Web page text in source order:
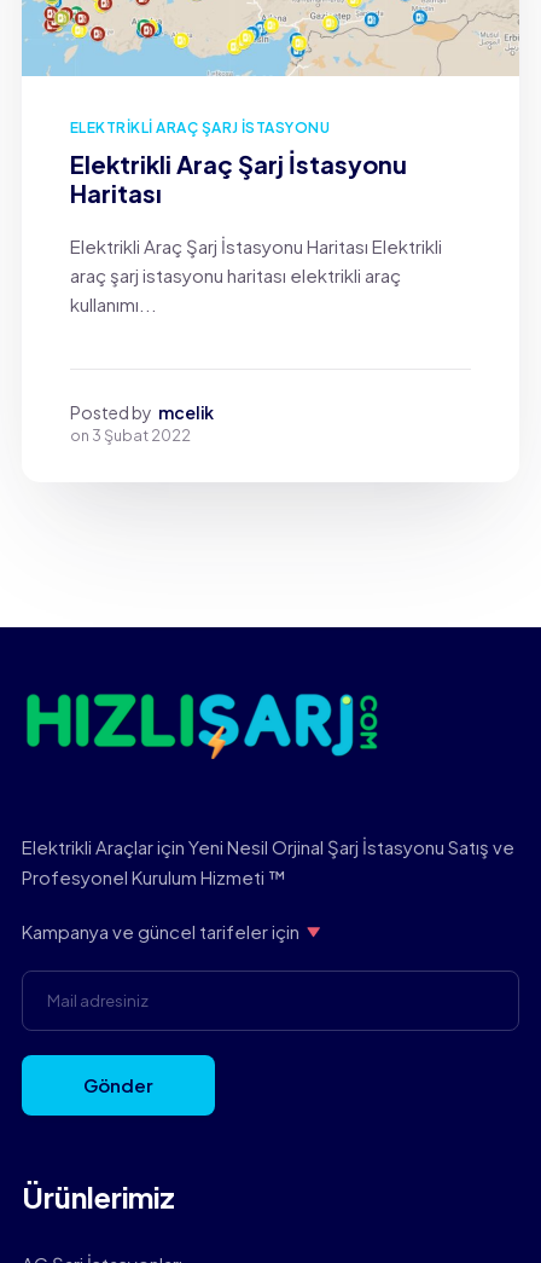
ELEKTRIKLI ARAÇ ŞARJ İSTASYONU
Elektrikli Araç Şarj İstasyonu
Haritası
Elektrikli Araç Şarj İstasyonu Haritası Elektrikli
araç şarj istasyonu haritası elektrikli araç
kullanımı...
Posted by mcelik
on 3 Şubat 2022
Elektrikli Araçlar için Yeni Nesil Orjinal Şarj İstasyonu Satış ve
Profesyonel Kurulum Hizmeti ™
Kampanya ve güncel tarifeler için
Gönder
Ürünlerimiz